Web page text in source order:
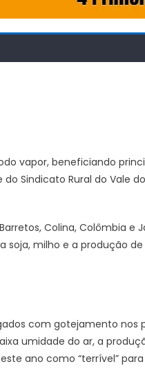
vapor, beneficiando
Sindicato Rural do Vale
Colina, Colômbia e
soja, milho e a produção
com gotejamento nos
umidade do ar, a
ano como “terrível”